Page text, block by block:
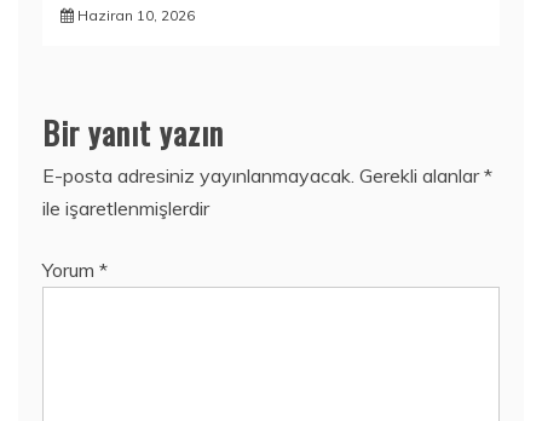
Haziran 10, 2026
Bir yanıt yazın
E-posta adresiniz yayınlanmayacak. Gerekli alanlar*
ile işaretlenmişlerdir
Yorum *